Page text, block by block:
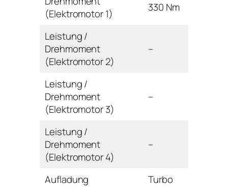
(Elektromotor 1)
330 Nm
Leistung /
Drehmoment
(Elektromotor 2)
–
Leistung /
Drehmoment
(Elektromotor 3)
–
Leistung /
Drehmoment
(Elektromotor 4)
–
Aufladung
Turbo